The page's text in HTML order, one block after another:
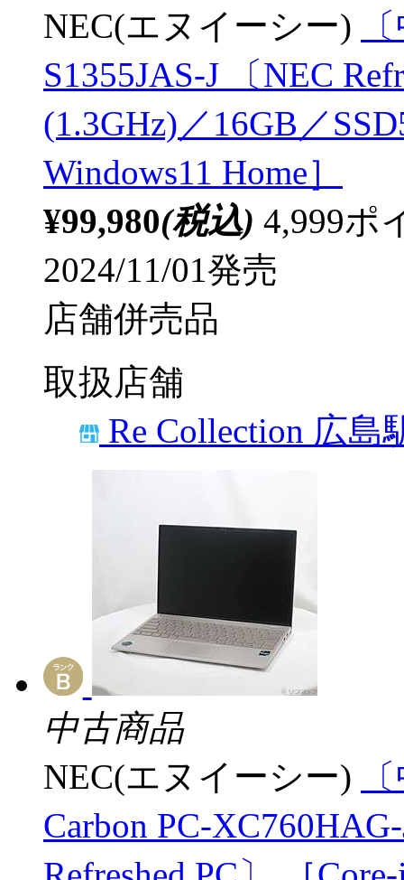
NEC(エヌイーシー)
S1355JAS-J 〔NEC
(1.3GHz)／16GB／
Windows11 Home］
¥99,980(税込) 4,999ポ
2024/11/01発売
店舗併売品
取扱店舗
Re Collection 広島
中古商品
NEC(エヌイーシー)
Carbon PC-